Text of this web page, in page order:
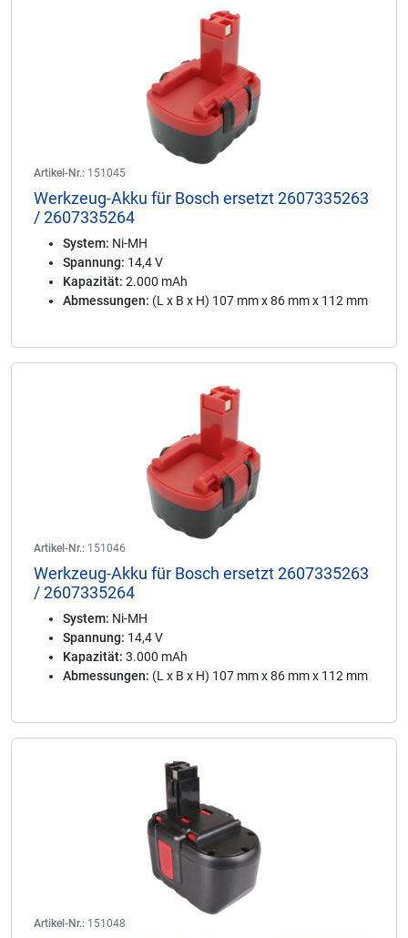
Artikel-Nr.: 151045
Werkzeug-Akku für Bosch ersetzt 2607335263
/ 2607335264
System: Ni-MH
Spannung: 14,4 V
Kapazität: 2.000 mAh
Abmessungen: (L x B x H) 107 mm x 86 mm x 112 mm
Artikel-Nr.: 151046
Werkzeug-Akku für Bosch ersetzt 2607335263
/ 2607335264
System: Ni-MH
Spannung: 14,4 V
Kapazität: 3.000 mAh
Abmessungen: (L x B x H) 107 mm x 86 mm x 112 mm
Artikel-Nr.: 151048